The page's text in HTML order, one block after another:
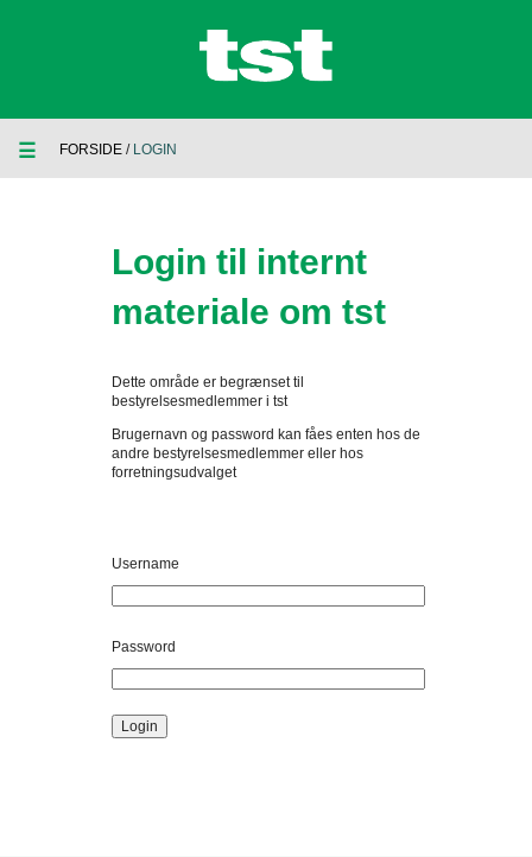
☰ FORSIDE / LOGIN
Login til internt
materiale om tst
Dette område er begrænset til
bestyrelsesmedlemmer i tst
Brugernavn og password kan fåes enten hos de
andre bestyrelsesmedlemmer eller hos
forretningsudvalget
Username
Password
Login